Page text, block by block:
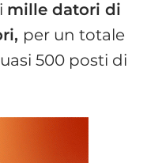
mille datori di
per un totale
500 posti di